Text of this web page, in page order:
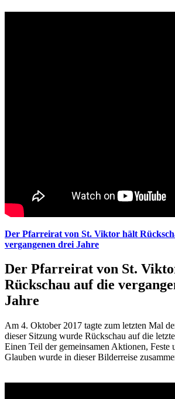
Der Pfarreirat von St. Viktor hält
vergangenen drei Jahre
Der Pfarreirat von St.
Rückschau auf die
Jahre
Am 4. Oktober 2017 tagte zum letzten Mal
dieser Sitzung wurde Rückschau auf die
Einen Teil der gemeinsamen Aktionen, Feste
Glauben wurde in dieser Bilderreise